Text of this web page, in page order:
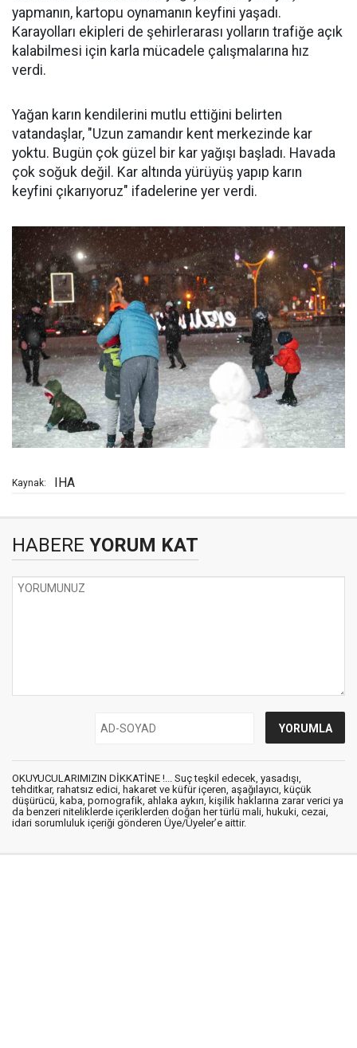
yapmanın, kartopu oynamanın keyfini yaşadı.
Karayolları ekipleri de şehirlerarası yolların trafiğe açık
kalabilmesi için karla mücadele çalışmalarına hız
verdi.
Yağan karın kendilerini mutlu ettiğini belirten
vatandaşlar, "Uzun zamandır kent merkezinde kar
yoktu. Bugün çok güzel bir kar yağışı başladı. Havada
çok soğuk değil. Kar altında yürüyüş yapıp karın
keyfini çıkarıyoruz" ifadelerine yer verdi.
Kaynak: IHA
HABERE YORUM KAT
OKUYUCULARIMIZIN DİKKATİNE !... Suç teşkil edecek, yasadışı,
tehditkar, rahatsız edici, hakaret ve küfür içeren, aşağılayıcı, küçük
düşürücü, kaba, pornografik, ahlaka aykırı, kişilik haklarına zarar verici ya
da benzeri niteliklerde içeriklerden doğan her türlü mali, hukuki, cezai,
idari sorumluluk içeriği gönderen Üye/Üyeler’e aittir.